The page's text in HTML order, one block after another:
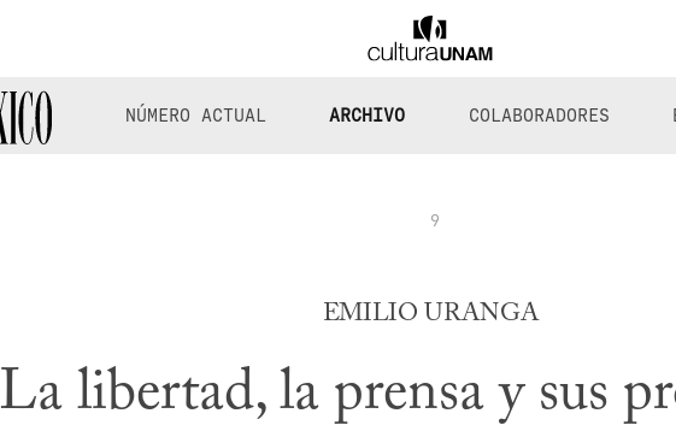
NÚMERO ACTUAL ARCHIVO COLABORADORES
9
EMILIO URANGA
La libertad, la prensa y sus